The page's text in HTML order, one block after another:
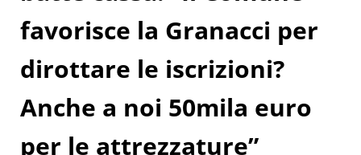
favorisce la Granacci per
dirottare le iscrizioni?
Anche a noi 50mila euro
per le attrezzature”